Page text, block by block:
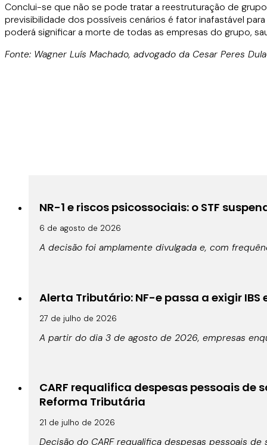
Conclui-se que não se pode tratar a reestruturação de
previsibilidade dos possíveis cenários é fator inafastável
poderá significar a morte de todas as empresas do grupo,
Fonte: Wagner Luís Machado, advogado da Cesar Peres
NR-1 e riscos psicossociais: o STF
6 de agosto de 2026
A decisão foi amplamente divulgada e, com
Alerta Tributário: NF-e passa a exigir IBS
27 de julho de 2026
A partir do dia 3 de agosto de 2026, empresas
CARF requalifica despesas pessoais
Reforma Tributária
21 de julho de 2026
Decisão do CARF requalifica despesas pessoais